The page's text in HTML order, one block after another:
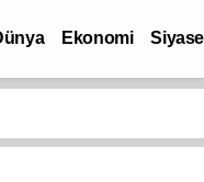
Ekonomi